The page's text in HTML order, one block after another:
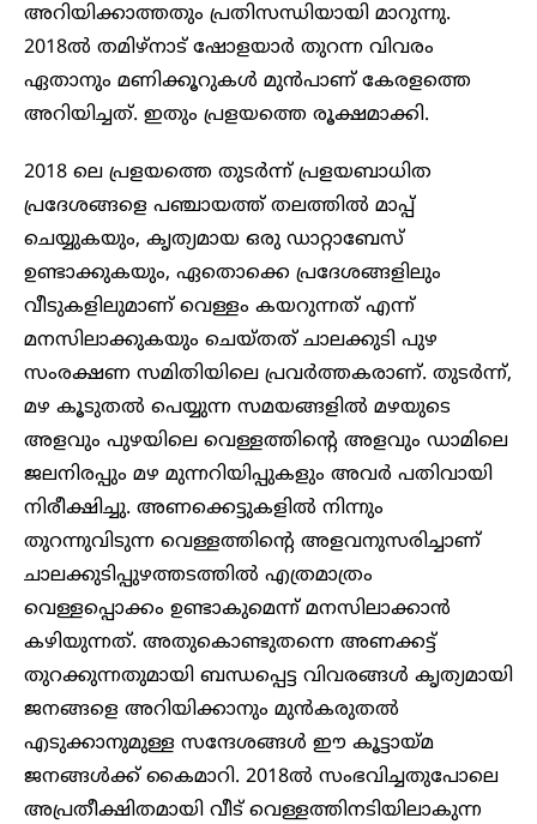
അറിയിക്കാത്തതും പ്രതിസന്ധിയായി മാറുന്നു.
2018ൽ തമിഴ്നാട് ഷോളയാർ തുറന്ന വിവരം
ഏതാനും മണിക്കൂറുകൾ മുൻപാണ് കേരളത്തെ
അറിയിച്ചത്. ഇതും പ്രളയത്തെ രൂക്ഷമാക്കി.
2018 ലെ പ്രളയത്തെ തുടർന്ന് പ്രളയബാധിത
പ്രദേശങ്ങളെ പഞ്ചായത്ത് തലത്തിൽ മാപ്പ്
ചെയ്യുകയും, കൃത്യമായ ഒരു ഡാറ്റാബേസ്
ഉണ്ടാക്കുകയും, ഏതൊക്കെ പ്രദേശങ്ങളിലും
വീടുകളിലുമാണ് വെള്ളം കയറുന്നത് എന്ന്
മനസിലാക്കുകയും ചെയ്തത് ചാലക്കുടി പുഴ
സംരക്ഷണ സമിതിയിലെ പ്രവർത്തകരാണ്. തുടർന്ന്,
മഴ കൂടുതൽ പെയ്യുന്ന സമയങ്ങളിൽ മഴയുടെ
അളവും പുഴയിലെ വെള്ളത്തിന്റെ അളവും ഡാമിലെ
ജലനിരപ്പും മഴ മുന്നറിയിപ്പുകളും അവർ പതിവായി
നിരീക്ഷിച്ചു. അണക്കെട്ടുകളിൽ നിന്നും
തുറന്നുവിടുന്ന വെള്ളത്തിന്റെ അളവനുസരിച്ചാണ്
ചാലക്കുടിപ്പുഴത്തടത്തിൽ എത്രമാത്രം
വെള്ളപ്പൊക്കം ഉണ്ടാകുമെന്ന് മനസിലാക്കാൻ
കഴിയുന്നത്. അതുകൊണ്ടുതന്നെ അണക്കട്ട്
തുറക്കുന്നതുമായി ബന്ധപ്പെട്ട വിവരങ്ങൾ കൃത്യമായി
ജനങ്ങളെ അറിയിക്കാനും മുൻകരുതൽ
എടുക്കാനുമുള്ള സന്ദേശങ്ങൾ ഈ കൂട്ടായ്മ
ജനങ്ങൾക്ക് കൈമാറി. 2018ൽ സംഭവിച്ചതുപോലെ
അപ്രതീക്ഷിതമായി വീട് വെള്ളത്തിനടിയിലാകുന്ന